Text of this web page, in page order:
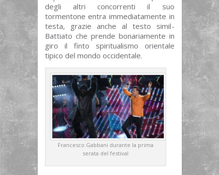
degli altri concorrenti il suo
tormentone entra immediatamente in
testa, grazie anche al testo simil-
Battiato che prende bonariamente in
giro il finto spiritualismo orientale
tipico del mondo occidentale.
Francesco Gabbani durante la prima
serata del festival